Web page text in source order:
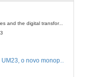
European univesrities and the digital transformation: challenges and opportunities ahead